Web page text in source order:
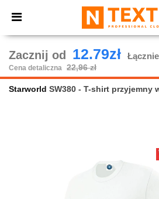
× Aplikacja Ntextil
Lepsze ceny w aplikacji!
Zacznij od 12.79zł
Cena detaliczna 22,96 zł
Starworld SW380 - T-shirt przyjemny